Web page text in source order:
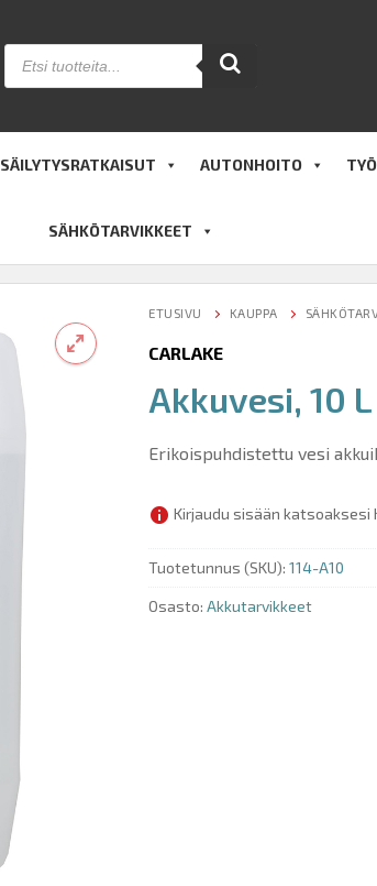
Products
search
SÄILYTYSRATKAISUT AUTONHOITO
SÄHKÖTARVIKKEET
ETUSIVU KAUPPA
CARLAKE
Akkuvesi, 10 L
Erikoispuhdistettu vesi
Kirjaudu sisään katsoaksesi
Tuotetunnus (SKU): 114-A10
Osasto: Akkutarvikkeet